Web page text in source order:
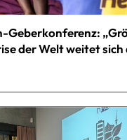
Geberkonferenz:
der Welt weitet sich